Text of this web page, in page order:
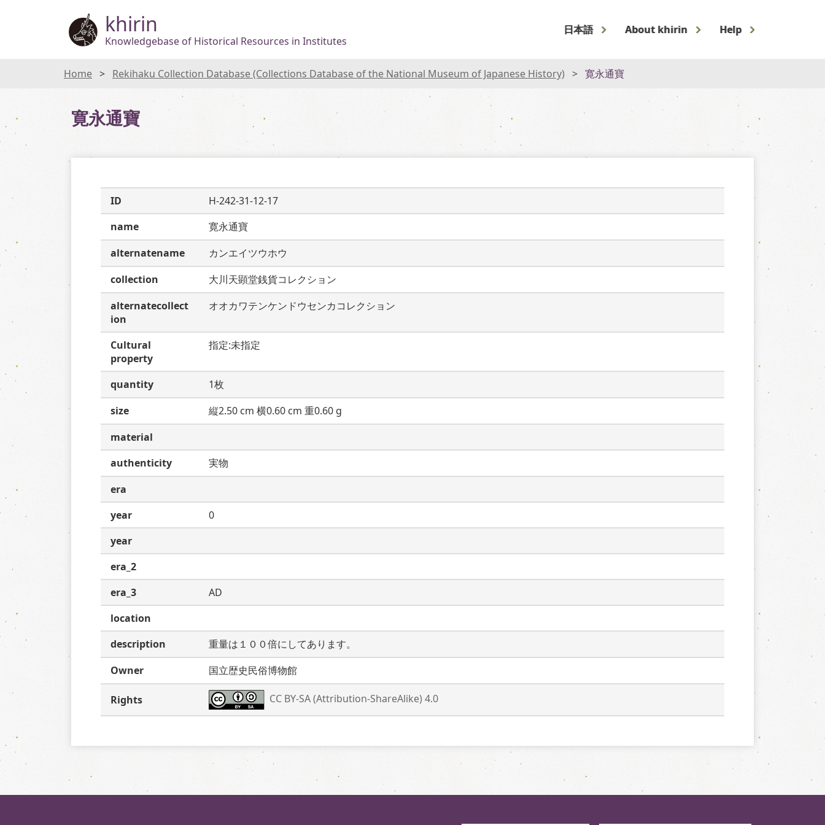
khirin
Knowledgebase of Historical Resources in Institutes
日本語 About khirin Help
Home Rekihaku Collection Database (Collections Database of the National Museum of Japanese History) 寛永通寶
寛永通寶
ID
H-242-31-12-17
name
寛永通寶
alternatename
カンエイツウホウ
collection
大川天顕堂銭貨コレクション
alternatecollect
ion
オオカワテンケンドウセンカコレクション
Cultural
property
指定:未指定
quantity
1枚
size
縦2.50 cm 横0.60 cm 重0.60 g
material
authenticity
実物
era
year
0
year
era_2
era_3
AD
location
description
重量は１００倍にしてあります。
Owner
国立歴史民俗博物館
Rights CC BY-SA (Attribution-ShareAlike) 4.0